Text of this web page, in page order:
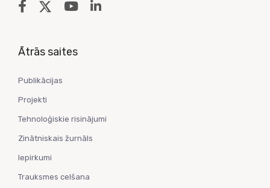
Ātrās saites
Publikācijas
Projekti
Tehnoloģiskie risinājumi
Zinātniskais žurnāls
Iepirkumi
Trauksmes celšana